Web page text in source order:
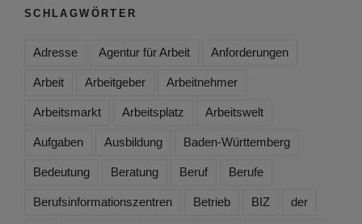
SCHLAGWÖRTER
Adresse Agentur für Arbeit Anforderungen
Arbeit Arbeitgeber Arbeitnehmer
Arbeitsmarkt Arbeitsplatz Arbeitswelt
Aufgaben Ausbildung Baden-Württemberg
Bedeutung Beratung Beruf Berufe
Berufsinformationszentren Betrieb BIZ der